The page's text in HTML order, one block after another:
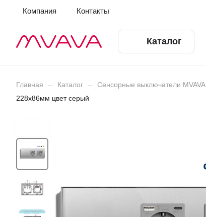
Компания Контакты
Каталог
Главная – Каталог – Сенсорные выключатели MVAVA
228х86мм цвет серый